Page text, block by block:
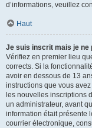
d’informations, veuillez
Haut
Je suis inscrit mais je ne
Vérifiez en premier lieu
corrects. Si la
avoir en dessous de 13
instructions que vous
les nouvelles inscriptions
un administrateur, avant
information était présente
courrier électronique,